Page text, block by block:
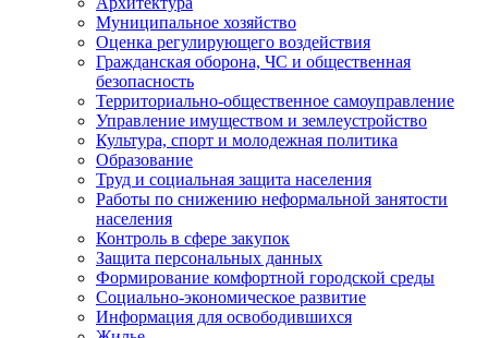
Муниципальное хозяйство
Оценка регулирующего воздействия
Гражданская оборона, ЧС и общественная
безопасность
Территориально-общественное самоуправление
Управление имуществом и землеустройство
Культура, спорт и молодежная политика
Образование
Труд и социальная защита населения
Работы по снижению неформальной занятости
населения
Контроль в сфере закупок
Защита персональных данных
Формирование комфортной городской среды
Социально-экономическое развитие
Информация для освободившихся